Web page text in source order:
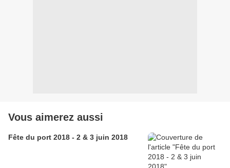
Vous aimerez aussi
Fête du port 2018 - 2 & 3 juin 2018